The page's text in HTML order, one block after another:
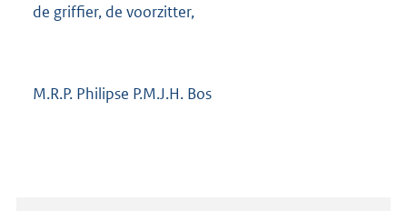
de griffier, de voorzitter,
M.R.P. Philipse P.M.J.H. Bos